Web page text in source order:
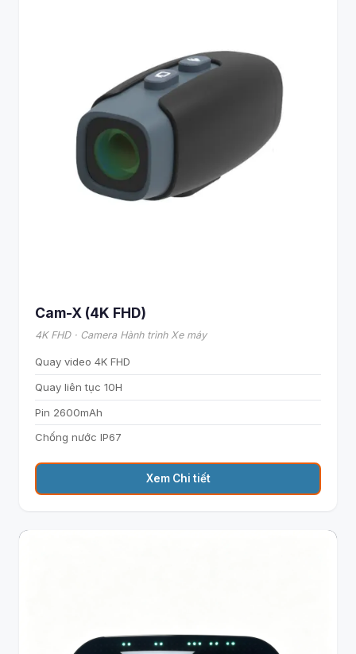
Cam-X (4K FHD)
4K FHD · Camera Hành trình Xe máy
Quay video 4K FHD
Quay liên tục 10H
Pin 2600mAh
Chống nước IP67
Xem Chi tiết